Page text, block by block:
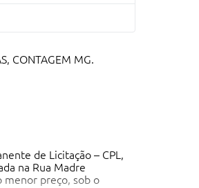
CONTAGEM MG.
de Licitação – CPL,
na Rua Madre
menor preço, sob o